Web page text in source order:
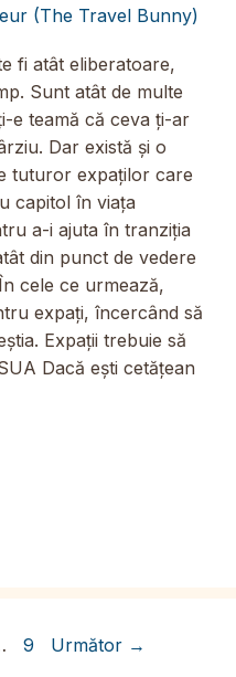
(The Travel Bunny)
fi atât eliberatoare,
Sunt atât de multe
e teamă că ceva ți-ar
Dar există și o
tuturor expaților care
capitol în viața
a-i ajuta în tranziția
din punct de vedere
cele ce urmează,
expați, încercând să
Expații trebuie să
Dacă ești cetățean
Pagina
9 Următor →